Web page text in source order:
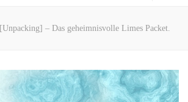
[Unpacking] – Das geheimnisvolle Limes Packet.